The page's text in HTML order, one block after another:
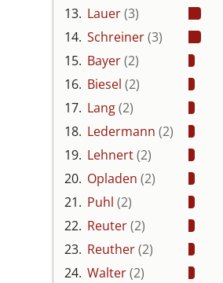
13. Lauer(3)
14. Schreiner(3)
15. Bayer(2)
16. Biesel (2)
17. Lang(2)
18. Ledermann (2)
19. Lehnert(2)
20. Opladen (2)
21. Puhl (2)
22. Reuter(2)
23. Reuther(2)
24. Walter(2)